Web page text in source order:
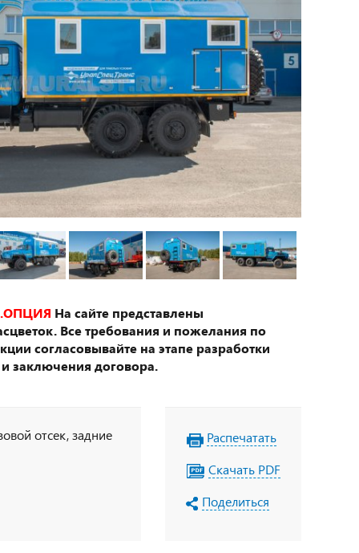
На сайте представлены
Все требования и пожелания по
согласовывайте на этапе разработки
заключения договора.
отсек, задние
Распечатать
Скачать PDF
Поделиться